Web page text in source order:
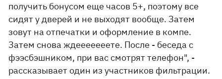
получить бонусом еще часов 5+, поэтому все
сидят у дверей и не выходят вообще. Затем
зовут на отпечатки и оформление в компе.
Затем снова ждееееееете. После - беседа с
фээсбэшником, при вас смотрят телефон", -
рассказывает один из участников фильтрации.